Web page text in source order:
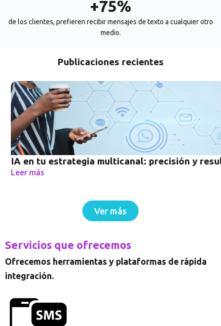
+75%
de los clientes, prefieren recibir mensajes de texto a cualquier otro
medio.
Publicaciones recientes
IA en tu estrategia multicanal: precisión y
Leer más
Ver más
Servicios que ofrecemos
Ofrecemos herramientas y plataformas de rápida
integración.